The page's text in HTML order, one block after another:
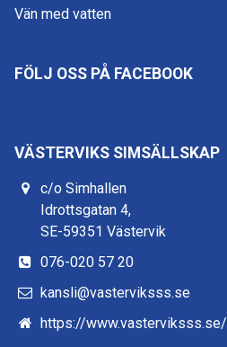
Vän med vatten
FÖLJ OSS PÅ FACEBOOK
VÄSTERVIKS SIMSÄLLSKAP
c/o Simhallen
Idrottsgatan 4,
SE-59351 Västervik
076-020 57 20
kansli@vasterviksss.se
https://www.vasterviksss.se/